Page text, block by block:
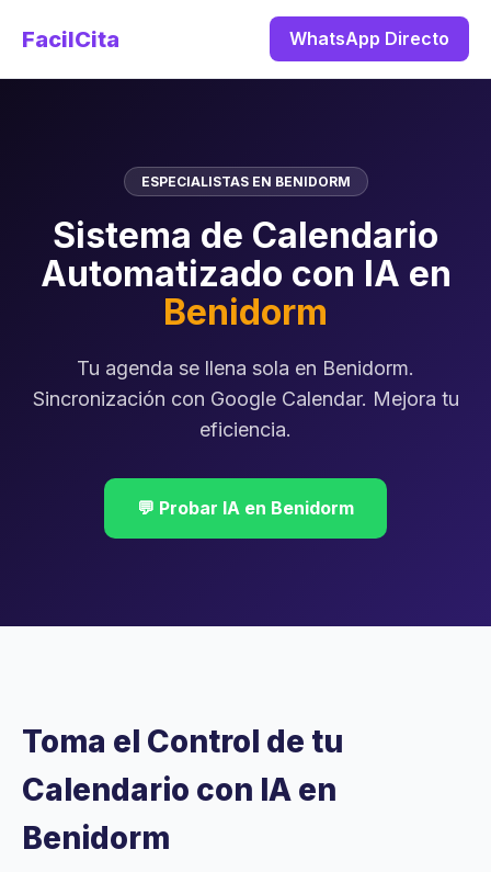
FacilCita WhatsApp Directo
ESPECIALISTAS EN BENIDORM
Sistema de Calendario
Automatizado con IA en
Benidorm
Tu agenda se llena sola en Benidorm.
Sincronización con Google Calendar. Mejora tu
eficiencia.
💬 Probar IA en Benidorm
Toma el Control de tu
Calendario con IA en
Benidorm